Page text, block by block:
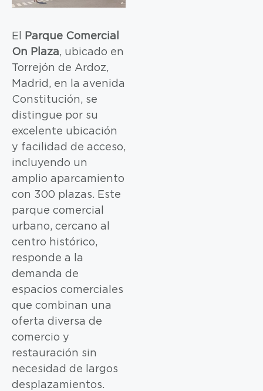
El
Parque Comercial
On Plaza, ubicado en
Torrejón de Ardoz,
Madrid, en la avenida
Constitución, se
distingue por su
excelente ubicación
y facilidad de acceso,
incluyendo un
amplio aparcamiento
con 300 plazas. Este
parque comercial
urbano, cercano al
centro histórico,
responde a la
demanda de
espacios comerciales
que combinan una
oferta diversa de
comercio y
restauración sin
necesidad de largos
desplazamientos.